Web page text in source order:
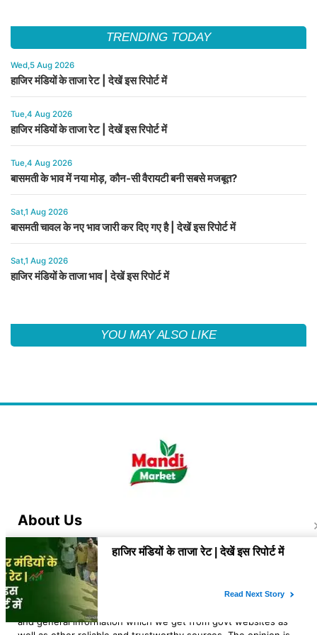
TRENDING TODAY
Wed,5 Aug 2026
हाजिर मंडियों के ताजा रेट | देखें इस रिपोर्ट में
Tue,4 Aug 2026
हाजिर मंडियों के ताजा रेट | देखें इस रिपोर्ट में
Tue,4 Aug 2026
बासमती के भाव में नया मोड़, कौन-सी वैरायटी बनी सबसे मजबूत?
Sat,1 Aug 2026
बासमती चावल के नए भाव जारी कर दिए गए है | देखें इस रिपोर्ट में
Sat,1 Aug 2026
हाजिर मंडियों के ताजा भाव | देखें इस रिपोर्ट में
YOU MAY ALSO LIKE
About Us
"Mandi Bhav Today is a platform which provide General
information about the market rates of agri and related
commodities. The owner of the platform is Lovekesh Kaushik
an Indian Navy veteran, resident of Jhajjar, Haryana. At "mandi
bhav today" we analyse the rates and trend of various agri
commodities. The opinion of the blog is based on the news
and general information which we get from govt websites as